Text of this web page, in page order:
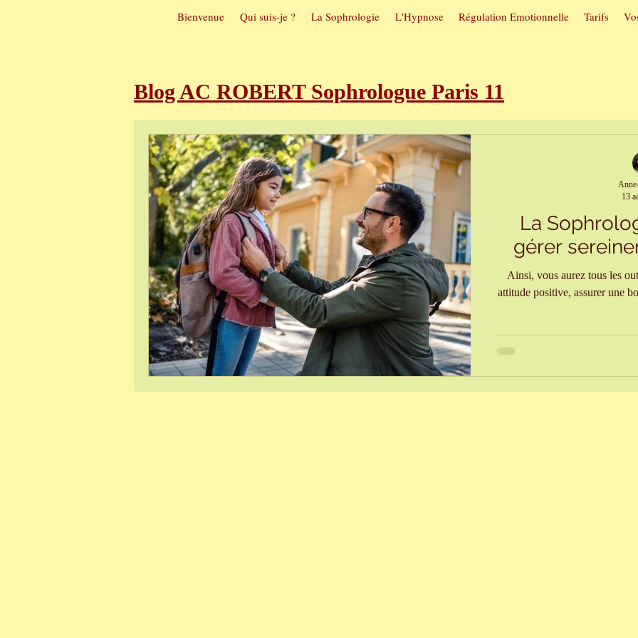
Bienvenue Qui suis-je ? La Sophrologie L'Hypnose Régulation Emotionnelle Tarifs
Blog AC ROBERT Sophrologue Paris 11
Sophrologie et troubles du sommeil Sophrologie
Sophrologie et mutuelles Hypnose et arrêt du
Visualisation positive Sophrologie et confiance en
Hypnose et phobies Vacances
Sophrologie et grossesse Sophrologie et mental
La
gérer
Ainsi, vous aurez tous les
attitude positive, assurer une
13